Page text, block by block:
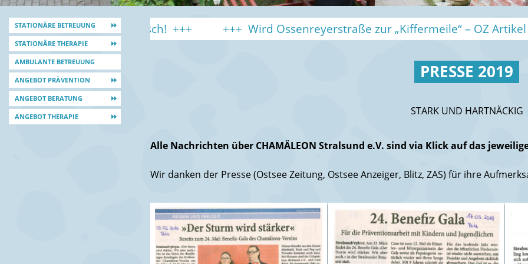
+ polnisch! Wird Ossenreyerstraße zur „Kiffermeile“ – OZ Artikel mit
PRESSE 2019
STARK UND HARTNÄCKIG
Alle Nachrichten über CHAMÄLEON Stralsund e.V. sind via Klick auf das
Wir danken der Presse (Ostsee Zeitung, Ostsee Anzeiger, Blitz, ZAS) für ihre
STATIONÄRE BETREUUNG
STATIONÄRE THERAPIE
AMBULANTE BETREUUNG
ANGEBOT PRÄVENTION
ANGEBOT BERATUNG
ANGEBOT THERAPIE